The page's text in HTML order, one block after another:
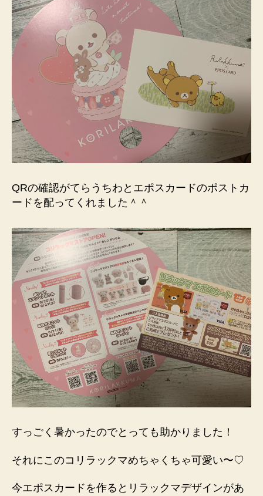
QRの確認がてらうちわとエポスカードのポストカ
ードを配ってくれました＾＾
すっごく暑かったのでとっても助かりました！
それにこのコリラックマめちゃくちゃ可愛い〜♡
今エポスカードを作るとリラックマデザインがあ